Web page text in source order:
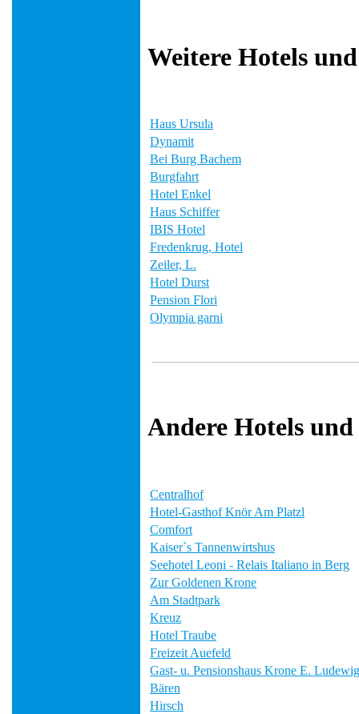
Weitere Hotels
Haus Ursula
Dynamit
Bei Burg Bachem
Burgfahrt
Hotel Enkel
Haus Schiffer
IBIS Hotel
Fredenkrug, Hotel
Zeiler, L.
Hotel Durst
Pension Flori
Olympia garni
Andere Hotels und
Centralhof
Hotel-Gasthof Knör Am Platzl
Comfort
Kaiser`s Tannenwirtshus
Seehotel Leoni - Relais Italiano in Berg
Zur Goldenen Krone
Am Stadtpark
Kreuz
Hotel Traube
Freizeit Auefeld
Gast- u. Pensionshaus Krone E. Ludewig
Bären
Hirsch